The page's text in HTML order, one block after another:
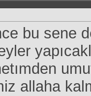
bu sene
allaha